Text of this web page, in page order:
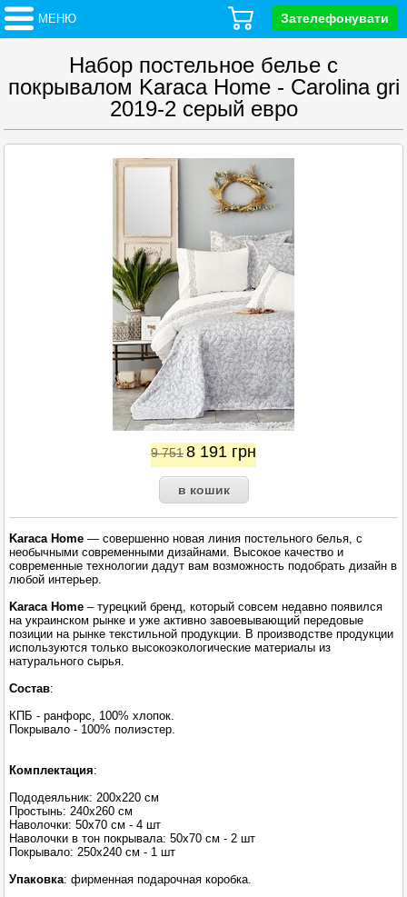
МЕНЮ Зателефонувати
Набор постельное белье с
покрывалом Karaca Home - Carolina gri
2019-2 серый евро
9 7518 191 грн
Karaca Home— совершенно новая линия постельного белья, с
необычными современными дизайнами. Высокое качество и
современные технологии дадут вам возможность подобрать дизайн в
любой интерьер.
Karaca Home – турецкий бренд, который совсем недавно появился
на украинском рынке и уже активно завоевывающий передовые
позиции на рынке текстильной продукции. В производстве продукции
используются только высокоэкологические материалы из
натурального сырья.
Состав:
КПБ - ранфорс, 100% хлопок.
Покрывало - 100% полиэстер.
Комплектация:
Пододеяльник: 200х220 см
Простынь: 240х260 см
Наволочки: 50х70 см - 4 шт
Наволочки в тон покрывала: 50х70 см - 2 шт
Покрывало: 250х240 см - 1 шт
Упаковка: фирменная подарочная коробка.